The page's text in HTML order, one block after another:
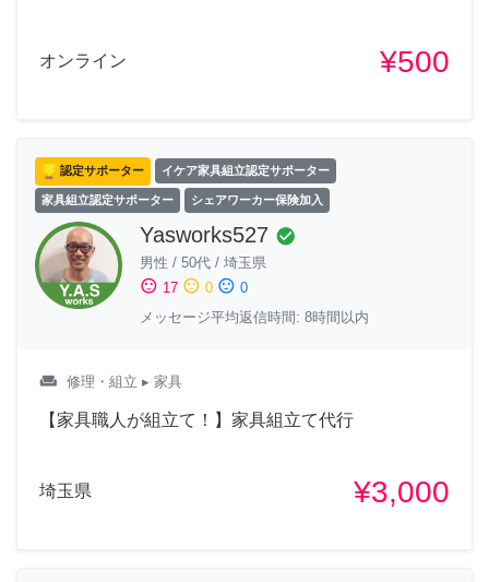
オンライン ¥500
認定サポーター イケア家具組立認定サポーター
家具組立認定サポーター シェアワーカー保険加入
Yasworks527 check_circle
男性 / 50代 / 埼玉県
sentiment_satisfied 17 sentiment_neutral 0 sentiment_dissatisfied 0
メッセージ平均返信時間: 8時間以内
weekend 修理・組立 ▸ 家具
【家具職人が組立て！】家具組立て代行
埼玉県 ¥3,000